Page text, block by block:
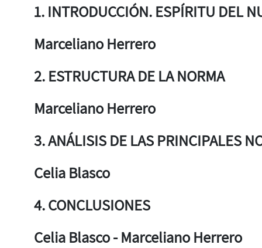
1. INTRODUCCIÓN. ESPÍRITU DEL
Marceliano Herrero
2. ESTRUCTURA DE LA NORMA
Marceliano Herrero
3. ANÁLISIS DE LAS PRINCIPALES
Celia Blasco
4. CONCLUSIONES
Celia Blasco - Marceliano Herrero